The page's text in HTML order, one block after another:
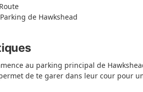
de Hawkshead
au parking principal de
de te garer dans leur cour pour